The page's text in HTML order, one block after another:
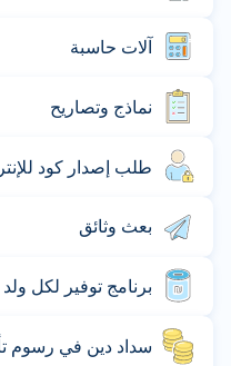
آلات حاسبة
نماذج وتصاريح
طلب إصدار كود
بعث وثائق
برنامج توفير لكل ولد
سداد دين في رسوم